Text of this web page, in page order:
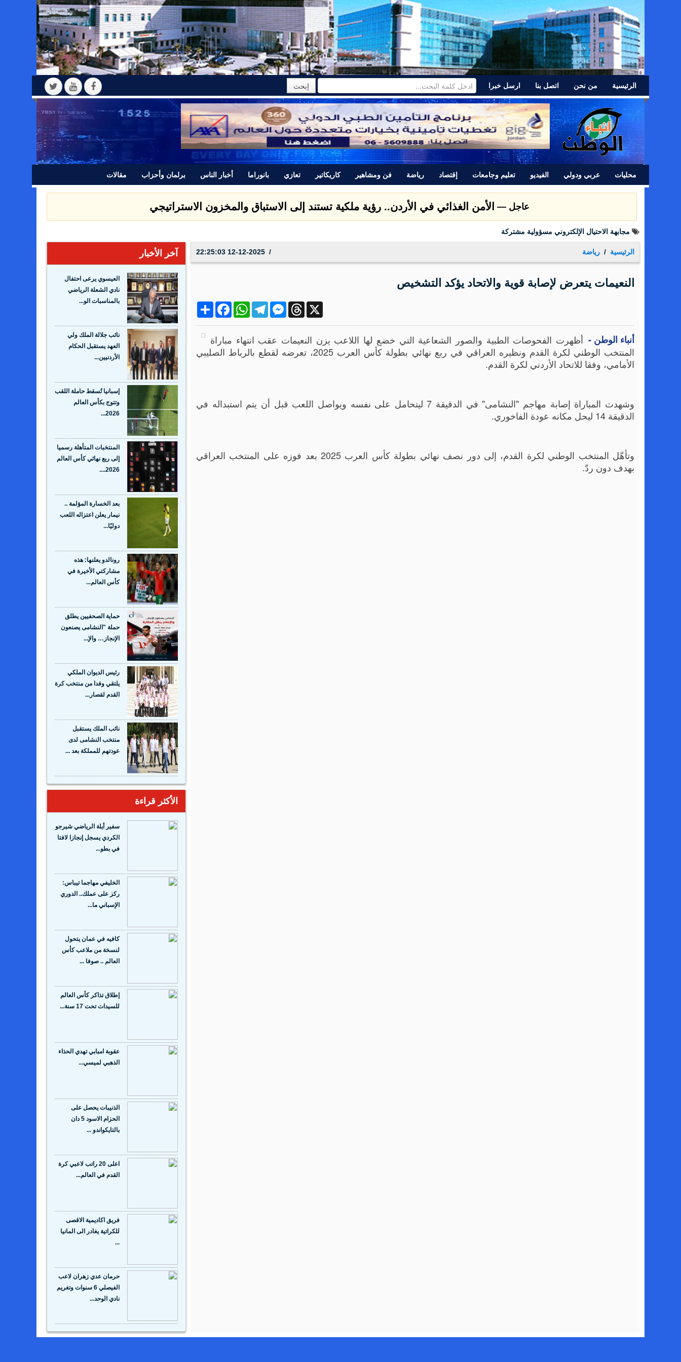
الرئيسية من نحن اتصل بنا ارسل خبرا
محليات عربي ودولي الفيديو تعليم وجامعات إقتصاد رياضة فن ومشاهير كاريكاتير تعازي بانوراما أخبار الناس برلمان وأحزاب مقالات
عاجل — الأمن الغذائي في الأردن.. رؤية ملكية تستند إلى الاستباق والمخزون الاستراتيجي
مجابهة الاحتيال الإلكتروني مسؤولية مشتركة
الرئيسية رياضة 12-12-2025 22:25:03
النعيمات يتعرض لإصابة قوية والاتحاد يؤكد التشخيص
ShareFacebookWhatsAppTelegramMessengerThreads X
أنباء الوطن - أظهرت الفحوصات الطبية والصور الشعاعية التي خضع لها اللاعب يزن النعيمات عقب انتهاء مباراة
المنتخب الوطني لكرة القدم ونظيره العراقي في ربع نهائي بطولة كأس العرب 2025، تعرضه لقطع بالرباط الصليبي
الأمامي، وفقا للاتحاد الأردني لكرة القدم.
وشهدت المباراة إصابة مهاجم "النشامى" في الدقيقة 7 ليتحامل على نفسه ويواصل اللعب قبل أن يتم استبداله في
الدقيقة 14 ليحل مكانه عودة الفاخوري.
وتأهّل المنتخب الوطني لكرة القدم، إلى دور نصف نهائي بطولة كأس العرب 2025 بعد فوزه على المنتخب العراقي
بهدف دون ردّ.
آخر الأخبار
العيسوي يرعى احتفال
نادي الشعلة الرياضي
بالمناسبات الو...
نائب جلالة الملك ولي
العهد يستقبل الحكام
الأردنيين...
إسبانيا تُسقط حاملة اللقب
وتتوج بكأس العالم
2026...
المنتخبات المتأهلة رسميا
إلى ربع نهائي كأس العالم
2026....
بعد الخسارة المؤلمة ..
نيمار يعلن اعتزاله اللعب
دوليًا...
رونالدو يعلنها: هذه
مشاركتي الأخيرة في
كأس العالم...
حماية الصحفيين يطلق
حملة "النشامى يصنعون
الإنجاز… والإ...
رئيس الديوان الملكي
يلتقي وفدا من منتخب كرة
القدم لقصار...
نائب الملك يستقبل
منتخب النشامى لدى
عودتهم للمملكة بعد ...
الأكثر قراءة
سفير أيلة الرياضي شيرجو
الكردي يسجل إنجازا لافتا
في بطو...
الخليفي مهاجما تيباس:
ركز على عملك.. الدوري
الإسباني ما...
كافيه في عمان يتحول
لنسخة من ملاعب كأس
العالم .. صوفا ...
إطلاق تذاكر كأس العالم
للسيدات تحت 17 سنة...
عقوبة امبابي تهدي الحذاء
الذهبي لميسي...
الذنيبات يحصل على
الحزام الاسود 5 دان
بالتايكواندو ...
اعلى 20 راتب لاعبي كرة
القدم في العالم...
فريق اكاديمية الاقصى
للكراتية يغادر الى المانيا
...
حرمان عدي زهران لاعب
الفيصلي 6 سنوات وتغريم
نادي الوحد...